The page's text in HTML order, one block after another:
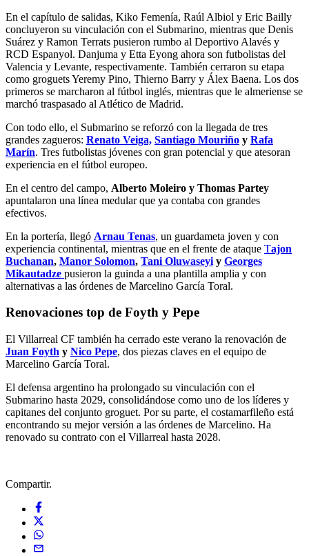
En el capítulo de salidas, Kiko Femenía, Raúl Albiol y Eric Bailly
concluyeron su vinculación con el Submarino, mientras que Denis
Suárez y Ramon Terrats pusieron rumbo al Deportivo Alavés y
RCD Espanyol. Danjuma y Etta Eyong ahora son futbolistas del
Valencia y Levante, respectivamente. También cerraron su etapa
como groguets Yeremy Pino, Thierno Barry y Álex Baena. Los dos
primeros se marcharon al fútbol inglés, mientras que le almeriense se
marchó traspasado al Atlético de Madrid.
Con todo ello, el Submarino se reforzó con la llegada de tres
grandes zagueros: Renato Veiga, Santiago Mouriño y Rafa
Marín. Tres futbolistas jóvenes con gran potencial y que atesoran
experiencia en el fútbol europeo.
En el centro del campo, Alberto Moleiro y Thomas Partey
apuntalaron una línea medular que ya contaba con grandes
efectivos.
En la portería, llegó Arnau Tenas, un guardameta joven y con
experiencia continental, mientras que en el frente de ataque Tajon
Buchanan, Manor Solomon, Tani Oluwaseyi y Georges
Mikautadze pusieron la guinda a una plantilla amplia y con
alternativas a las órdenes de Marcelino García Toral.
Renovaciones top de Foyth y Pepe
El Villarreal CF también ha cerrado este verano la renovación de
Juan Foyth y Nico Pepe, dos piezas claves en el equipo de
Marcelino García Toral.
El defensa argentino ha prolongado su vinculación con el
Submarino hasta 2029, consolidándose como uno de los líderes y
capitanes del conjunto groguet. Por su parte, el costamarfileño está
encontrando su mejor versión a las órdenes de Marcelino. Ha
renovado su contrato con el Villarreal hasta 2028.
Compartir.